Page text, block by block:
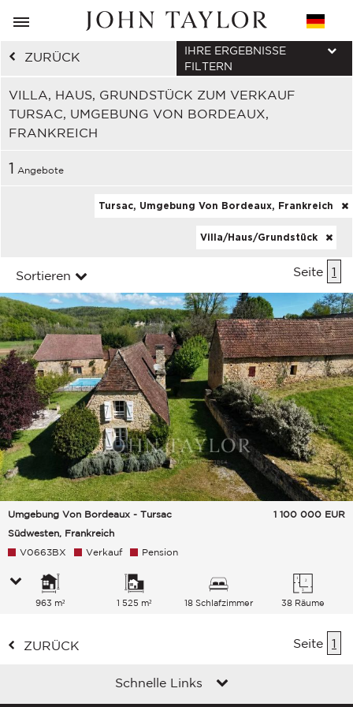
ZURÜCK
VILLA, HAUS, GRUNDSTÜCK ZUM VERKAUF
TURSAC, UMGEBUNG VON BORDEAUX,
FRANKREICH
IHRE ERGEBNISSE
FILTERN
1 Angebote
Tursac, Umgebung Von Bordeaux, Frankreich
Villa/Haus/Grundstück
Sortieren Seite 1
Umgebung Von Bordeaux - Tursac
Südwesten, Frankreich
1 100 000 EUR
V0663BX Verkauf Pension
963 m² 1 525 m² 18 Schlafzimmer 38 Räume
ZURÜCK Seite 1
Schnelle Links